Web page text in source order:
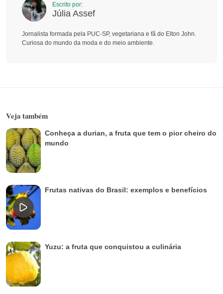
Escrito por:
Júlia Assef
Jornalista formada pela PUC-SP, vegetariana e fã do Elton John.
Curiosa do mundo da moda e do meio ambiente.
Veja também
Conheça a durian, a fruta que tem o pior cheiro do
mundo
Frutas nativas do Brasil: exemplos e benefícios
Yuzu: a fruta que conquistou a culinária